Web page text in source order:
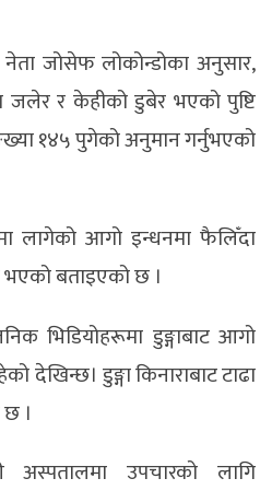
जोसेफ लोकोन्डोका अनुसार,
जलेर र केहीको डुबेर भएको पुष्टि
१४५ पुगेको अनुमान गर्नुभएको
लागेको आगो इन्धनमा फैलिँदा
बताइएको छ ।
भिडियोहरूमा डुङ्गाबाट आगो
देखिन्छ। डुङ्गा किनाराबाट टाढा
।
अस्पतालमा उपचारको लागि